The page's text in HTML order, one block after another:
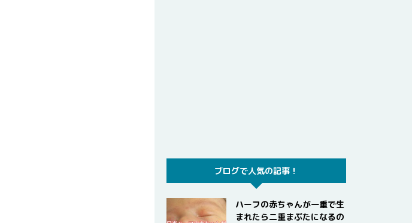
ブログで人気の記事！
ハーフの赤ちゃんが一重で生
まれたら二重まぶたになるの